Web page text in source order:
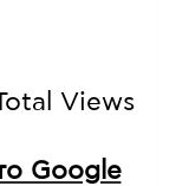
Views
Google